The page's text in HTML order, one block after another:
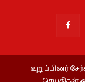
உறுப்பினர்